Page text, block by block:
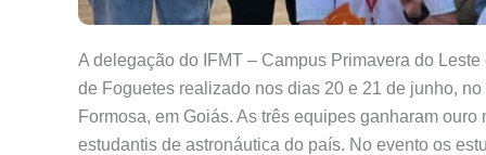
A delegação do IFMT – Campus Primavera do
de Foguetes realizado nos dias 20 e 21 de junho,
Formosa, em Goiás. As três equipes ganharam
estudantis de astronáutica do país. No evento os